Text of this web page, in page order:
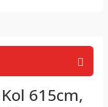
615cm,